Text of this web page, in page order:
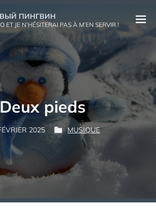
ПИНГВИН
ET JE N’HÉSITERAI PAS À M’EN SERVIR !
le
Deux pieds
2025
P
A
R
:
К
А
М
P
U
L
D
MUSIQUE